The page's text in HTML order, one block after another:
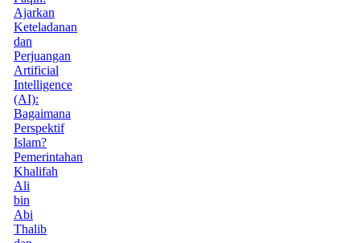
Ajarkan
Keteladanan
dan
Perjuangan
Artificial
Intelligence
(AI):
Bagaimana
Perspektif
Islam?
Pemerintahan
Khalifah
Ali
bin
Abi
Thalib